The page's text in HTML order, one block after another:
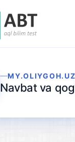
Navbat va